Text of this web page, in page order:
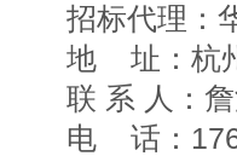
招标代理：
地 址：杭
联 系 人：
电 话：